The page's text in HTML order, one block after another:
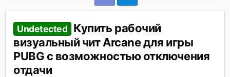
Undetected
Купить рабочий
визуальный чит Arcane для игры
PUBG с возможностью отключения
отдачи